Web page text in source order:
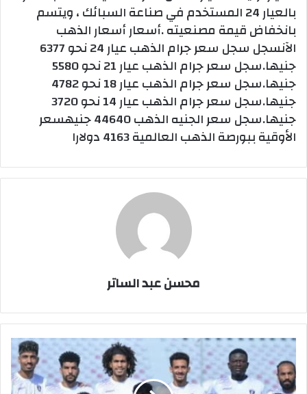
بالعيار 24 المستخدم في صناعة السبائك ، ويتسم
بانخفاض قيمة مصنعيته .أسعار أسعار الذهب
الآنسجل سجل سعر جرام الذهب عيار 24 نحو 6377
جنيها.سجل سعر جرام الذهب عيار 21 نحو 5580
جنيها.سجل سعر جرام الذهب عيار 18 نحو 4782
جنيها.سجل سعر جرام الذهب عيار 14 نحو 3720
جنيها.سجل سعر الجنيه الذهب 44640 جنيهسعر
الأوقية ببورصة الذهب العالمية 4163 دولارا
محسن عبد الساتر
مواعيد
مباريات
الجولة
الـ14